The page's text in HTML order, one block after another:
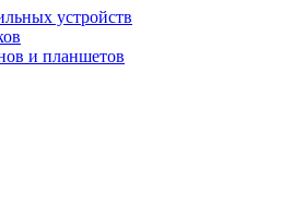
устройств
и планшетов